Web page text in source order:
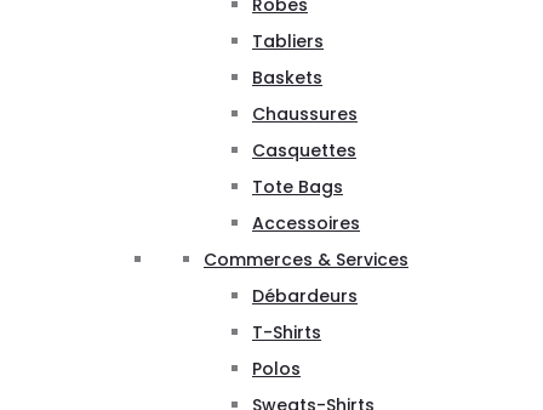
Tabliers
Baskets
Chaussures
Casquettes
Tote Bags
Accessoires
Commerces & Services
Débardeurs
T-Shirts
Polos
Sweats-Shirts